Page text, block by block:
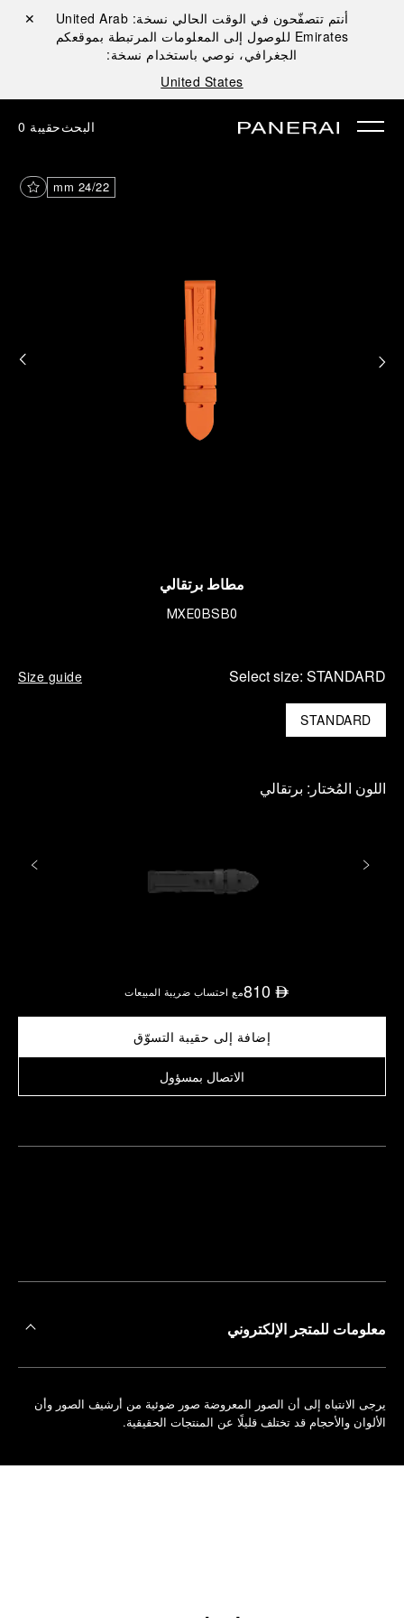
أنتم تتصفّحون في الوقت الحالي نسخة: United Arab
Emirates للوصول إلى المعلومات المرتبطة بموقعكم
الجغرافي، نوصي باستخدام نسخة:
United States
إغلاق ✕
البحثحقيبة 0
24/22 mm
مطاط برتقالي
MXE0BSB0
Select size: STANDARD
Size guide
STANDARD
اللون المُختار: برتقالي
⃃ مع احتساب ضريبة المبيعات
إضافة إلى حقيبة التسوّق
الاتصال بمسؤول
معلومات للمتجر الإلكتروني
يرجى الانتباه إلى أن الصور المعروضة صور ضوئية من أرشيف الصور وأن
الألوان والأحجام قد تختلف قليلًا عن المنتجات الحقيقية.